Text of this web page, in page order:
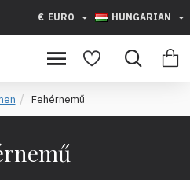
€ EURO HUNGARIAN
Fehérnemű